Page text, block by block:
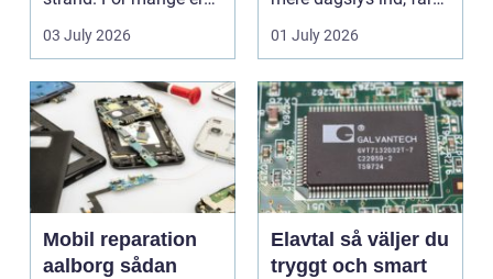
en stabil intern...
03 July 2026
hjem og erhvervs...
01 July 2026
Mobil reparation
aalborg sådan
Elavtal så väljer du
tryggt och smart